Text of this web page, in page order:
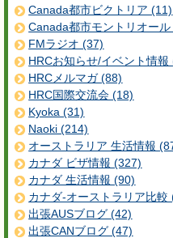
Canada都市ビクトリア (11)
Canada都市モントリオー
FMラジオ (37)
HRCお知らせ/イベント情報
HRCメルマガ (88)
HRC国際交流会 (18)
Kyoka (31)
Naoki (214)
オーストラリア 生活情報
カナダ ビザ情報 (327)
カナダ 生活情報 (90)
カナダ-オーストラリア比較
出張AUSブログ (42)
出張CANブログ (47)